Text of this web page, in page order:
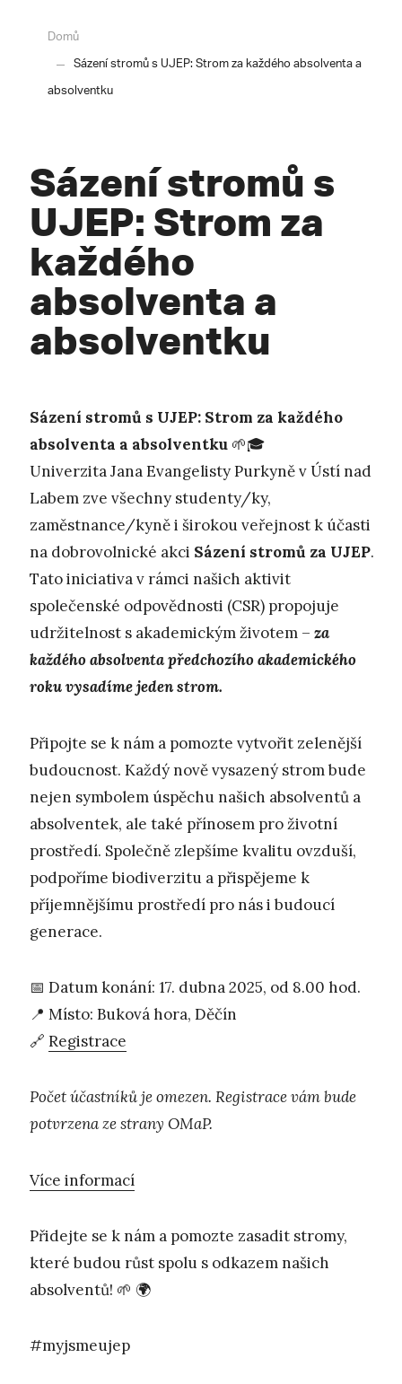
Domů
Sázení stromů s UJEP: Strom za každého absolventa a
absolventku
Sázení stromů s
UJEP: Strom za
každého
absolventa a
absolventku
Sázení stromů s UJEP: Strom za každého
absolventa a absolventku 🌱🎓
Univerzita Jana Evangelisty Purkyně v Ústí nad
Labem zve všechny studenty/ky,
zaměstnance/kyně i širokou veřejnost k účasti
na dobrovolnické akci Sázení stromů za UJEP.
Tato iniciativa v rámci našich aktivit
společenské odpovědnosti (CSR) propojuje
udržitelnost s akademickým životem – za
každého absolventa předchozího akademického
roku vysadíme jeden strom.
Připojte se k nám a pomozte vytvořit zelenější
budoucnost. Každý nově vysazený strom bude
nejen symbolem úspěchu našich absolventů a
absolventek, ale také přínosem pro životní
prostředí. Společně zlepšíme kvalitu ovzduší,
podpoříme biodiverzitu a přispějeme k
příjemnějšímu prostředí pro nás i budoucí
generace.
📅 Datum konání: 17. dubna 2025, od 8.00 hod.
📍 Místo: Buková hora, Děčín
🔗 Registrace
Počet účastníků je omezen. Registrace vám bude
potvrzena ze strany OMaP.
Více informací
Přidejte se k nám a pomozte zasadit stromy,
které budou růst spolu s odkazem našich
absolventů! 🌱 🌍
#myjsmeujep